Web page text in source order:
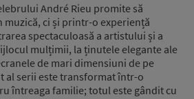
André Rieu promite să
muzică, ci și printr-o experiență
spectaculoasă a artistului și a
mulțimii, la ținutele elegante ale
de mari dimensiuni de pe
al serii este transformat într-o
întreaga familie; totul este gândit cu